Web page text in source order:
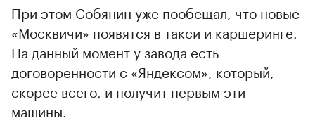
При этом Собянин уже пообещал, что новые
«Москвичи» появятся в такси и каршеринге.
На данный момент у завода есть
договоренности с «Яндексом», который,
скорее всего, и получит первым эти
машины.